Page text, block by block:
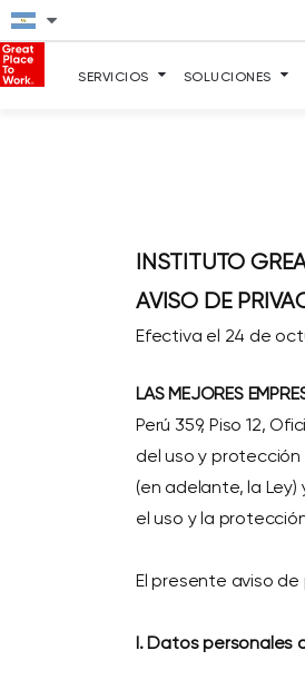
SERVICIOS SOLUCIONES
INSTITUTO
AVISO DE
Efectiva el 24 de
LAS MEJORES
Perú 359, Piso 12,
del uso y protección
(en adelante, la
el uso y la
El presente aviso
I. Datos personales